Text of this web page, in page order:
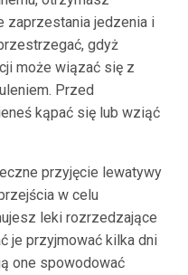
zaprzestania jedzenia i
gdyż
może wiązać się z
Przed
kąpać się lub wziąć
przyjęcie lewatywy
w celu
leki rozrzedzające
je przyjmować kilka dni
one spowodować